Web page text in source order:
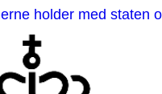
holder med staten